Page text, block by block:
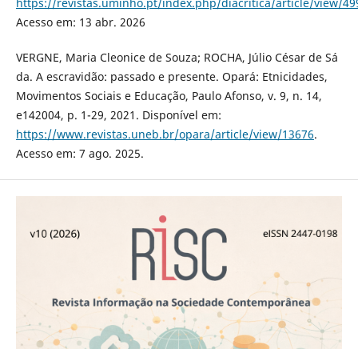
Acesso em: 13 abr. 2026
VERGNE, Maria Cleonice de Souza; ROCHA, Júlio César de Sá
da. A escravidão: passado e presente. Opará: Etnicidades,
Movimentos Sociais e Educação, Paulo Afonso, v. 9, n. 14,
e142004, p. 1-29, 2021. Disponível em:
https://www.revistas.uneb.br/opara/article/view/13676.
Acesso em: 7 ago. 2025.